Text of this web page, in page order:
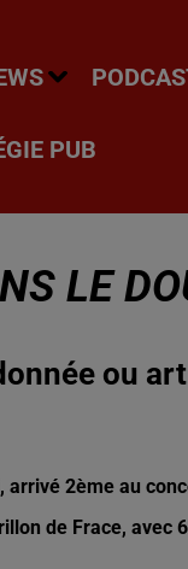
PUB
LE
ou
2ème au
de Frace, avec